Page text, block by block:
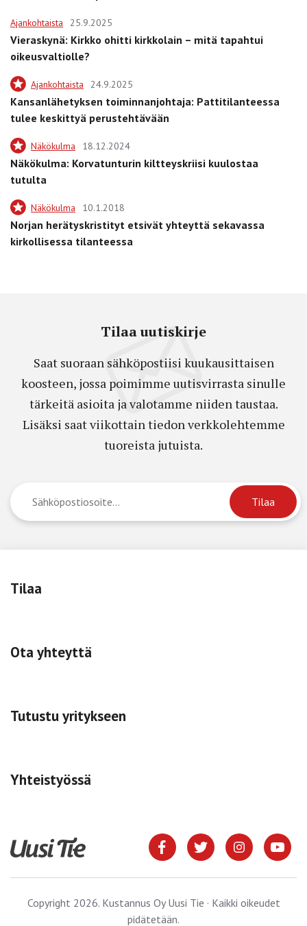
Ajankohtaista 25.9.2025
Vieraskynä: Kirkko ohitti kirkkolain – mitä tapahtui
oikeusvaltiolle?
Ajankohtaista 24.9.2025
Kansanlähetyksen toiminnanjohtaja: Pattitilanteessa
tulee keskittyä perustehtävään
Näkökulma 18.12.2024
Näkökulma: Korvatunturin kiltteyskriisi kuulostaa
tutulta
Näkökulma 10.1.2018
Norjan herätyskristityt etsivät yhteyttä sekavassa
kirkollisessa tilanteessa
Tilaa uutiskirje
Saat suoraan sähköpostiisi kuukausittaisen
koosteen, jossa poimimme uutisvirrasta sinulle
tärkeitä asioita ja valotamme niiden taustaa.
Lisäksi saat viikottain tiedon verkkolehtemme
tuoreista jutuista.
Tilaa
Ota yhteyttä
Tutustu yritykseen
Yhteistyössä
Copyright 2026. Kustannus Oy Uusi Tie · Kaikki oikeudet
pidätetään.